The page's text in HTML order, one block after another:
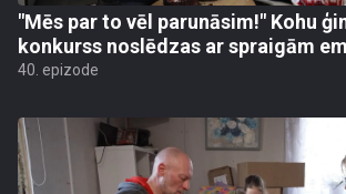
"Mēs par to vēl parunāsim!" Kohu
konkurss noslēdzas ar spraigām
40. epizode